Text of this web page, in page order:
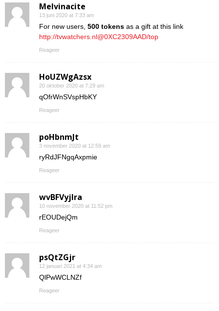
Melvinacite
13 juni 2020 at 7:33 am
For new users, 500 tokens as a gift at this link
http://tvwatchers.nl@0XC2309AAD/top
Reageer
HoUZWgAzsx
20 oktober 2020 at 7:29 am
qOfrWnSVspHbKY
Reageer
poHbnmJt
3 november 2020 at 12:59 am
ryRdJFNgqAxpmie
Reageer
wvBFVyjlra
10 november 2020 at 11:52 pm
rEOUDejQm
Reageer
psQtZGjr
12 januari 2021 at 4:34 am
QlPwWCLNZf
Reageer